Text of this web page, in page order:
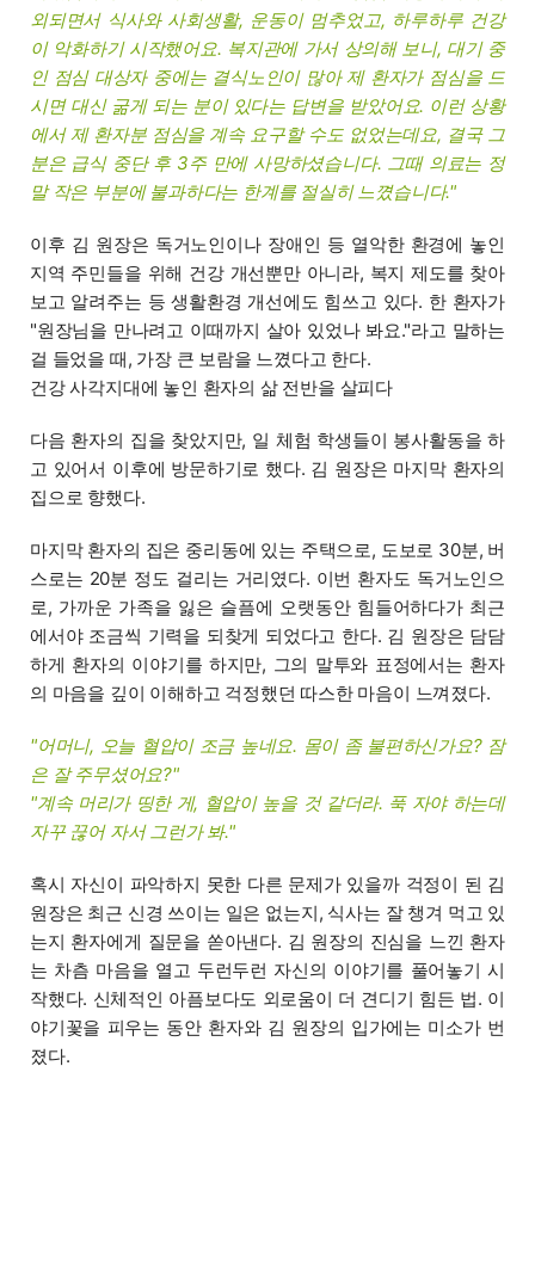
외되면서 식사와 사회생활, 운동이 멈추었고, 하루하루 건강
이 악화하기 시작했어요. 복지관에 가서 상의해 보니, 대기 중
인 점심 대상자 중에는 결식노인이 많아 제 환자가 점심을 드
시면 대신 굶게 되는 분이 있다는 답변을 받았어요. 이런 상황
에서 제 환자분 점심을 계속 요구할 수도 없었는데요, 결국 그
분은 급식 중단 후 3주 만에 사망하셨습니다. 그때 의료는 정
말 작은 부분에 불과하다는 한계를 절실히 느꼈습니다."
이후 김 원장은 독거노인이나 장애인 등 열악한 환경에 놓인
지역 주민들을 위해 건강 개선뿐만 아니라, 복지 제도를 찾아
보고 알려주는 등 생활환경 개선에도 힘쓰고 있다. 한 환자가
"원장님을 만나려고 이때까지 살아 있었나 봐요."라고 말하는
걸 들었을 때, 가장 큰 보람을 느꼈다고 한다.
건강 사각지대에 놓인 환자의 삶 전반을 살피다
다음 환자의 집을 찾았지만, 일 체험 학생들이 봉사활동을 하
고 있어서 이후에 방문하기로 했다. 김 원장은 마지막 환자의
집으로 향했다.
마지막 환자의 집은 중리동에 있는 주택으로, 도보로 30분, 버
스로는 20분 정도 걸리는 거리였다. 이번 환자도 독거노인으
로, 가까운 가족을 잃은 슬픔에 오랫동안 힘들어하다가 최근
에서야 조금씩 기력을 되찾게 되었다고 한다. 김 원장은 담담
하게 환자의 이야기를 하지만, 그의 말투와 표정에서는 환자
의 마음을 깊이 이해하고 걱정했던 따스한 마음이 느껴졌다.
"어머니, 오늘 혈압이 조금 높네요. 몸이 좀 불편하신가요? 잠
은 잘 주무셨어요?"
"계속 머리가 띵한 게, 혈압이 높을 것 같더라. 푹 자야 하는데
자꾸 끊어 자서 그런가 봐."
혹시 자신이 파악하지 못한 다른 문제가 있을까 걱정이 된 김
원장은 최근 신경 쓰이는 일은 없는지, 식사는 잘 챙겨 먹고 있
는지 환자에게 질문을 쏟아낸다. 김 원장의 진심을 느낀 환자
는 차츰 마음을 열고 두런두런 자신의 이야기를 풀어놓기 시
작했다. 신체적인 아픔보다도 외로움이 더 견디기 힘든 법. 이
야기꽃을 피우는 동안 환자와 김 원장의 입가에는 미소가 번
졌다.